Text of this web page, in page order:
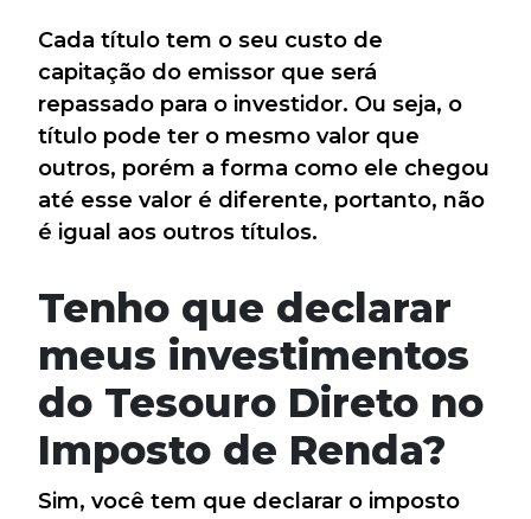
Cada título tem o seu custo de
capitação do emissor que será
repassado para o investidor. Ou seja, o
título pode ter o mesmo valor que
outros, porém a forma como ele chegou
até esse valor é diferente, portanto, não
é igual aos outros títulos.
Tenho que declarar
meus investimentos
do Tesouro Direto no
Imposto de Renda?
Sim, você tem que declarar o imposto